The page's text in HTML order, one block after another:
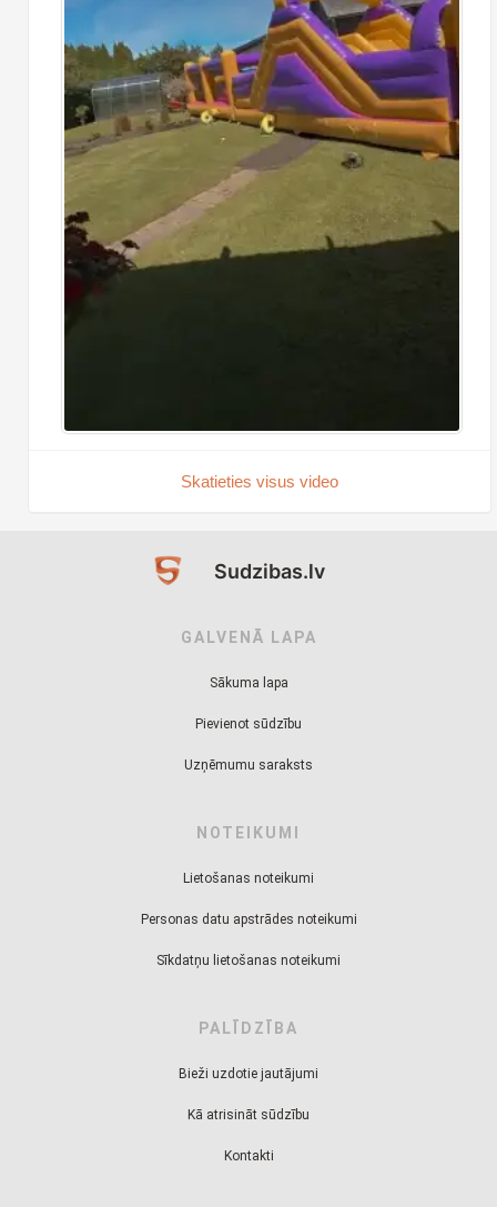
Skatieties visus video
Sudzibas.lv
GALVENĀ LAPA
Sākuma lapa
Pievienot sūdzību
Uzņēmumu saraksts
NOTEIKUMI
Lietošanas noteikumi
Personas datu apstrādes noteikumi
Sīkdatņu lietošanas noteikumi
PALĪDZĪBA
Bieži uzdotie jautājumi
Kā atrisināt sūdzību
Kontakti